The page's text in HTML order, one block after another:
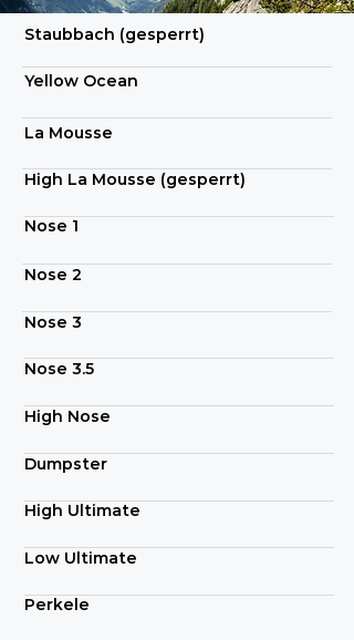
Staubbach (gesperrt)
Yellow Ocean
La Mousse
High La Mousse (gesperrt)
Nose 1
Nose 2
Nose 3
Nose 3.5
High Nose
Dumpster
High Ultimate
Low Ultimate
Perkele